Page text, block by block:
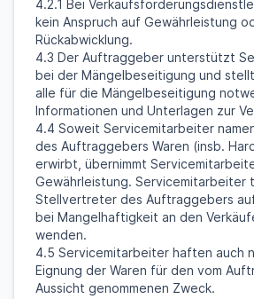
4.2.1 Bei
kein Anspruch auf Gewährleistung
Rückabwicklung.
4.3 Der Auftraggeber unterstützt
bei der Mängelbeseitigung und
alle für die Mängelbeseitigung
Informationen und Unterlagen zur
4.4 Soweit Servicemitarbeiter
des Auftraggebers Waren (insb.
erwirbt, übernimmt
Gewährleistung. Servicemitarbeiter
Stellvertreter des Auftraggebers
bei Mangelhaftigkeit an den
wenden.
4.5 Servicemitarbeiter haften auch
Eignung der Waren für den vom
Aussicht genommenen Zweck.